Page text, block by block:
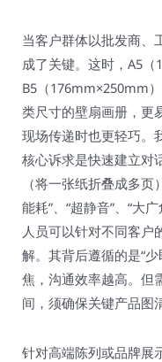
当客户群体以批发商、
成了关键。这时，A5
B5（176mm×250mm
类尺寸的壁扇画册，更
现场传递时也更轻巧。
核心诉求是快速建立对
（将一张纸折叠成多
能耗”、“超静音”、“大
人员可以针对不同客户
解。其背后遵循的是“
焦，沟通效率越高。但
间，须确保关键产品图
针对高端陈列或品牌展